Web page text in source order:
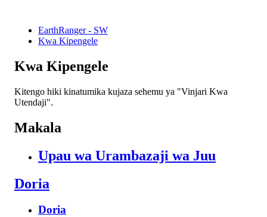
EarthRanger - SW
Kwa Kipengele
Kwa Kipengele
Kitengo hiki kinatumika kujaza sehemu ya "Vinjari Kwa
Utendaji".
Makala
Upau wa Urambazaji wa Juu
Doria
Doria